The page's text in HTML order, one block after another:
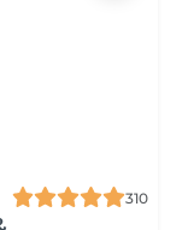
310